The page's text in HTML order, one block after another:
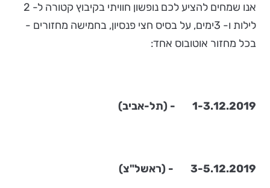
אנו שמחים להציע לכם נופשון חוויתי בקיבוץ קטורה ל- 2
לילות ו- 3ימים, על בסיס חצי פנסיון, בחמישה מחזורים -
בכל מחזור אוטובוס אחד:
1-3.12.2019 - (תל-אביב)
3-5.12.2019 - (ראשל"צ)